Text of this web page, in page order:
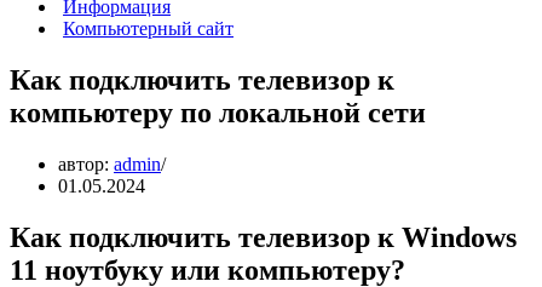
Информация
Компьютерный сайт
Как подключить телевизор к
компьютеру по локальной сети
автор: admin
01.05.2024
Как подключить телевизор к Windows
11 ноутбуку или компьютеру?